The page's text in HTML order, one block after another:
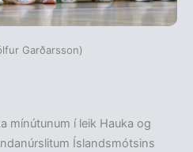
Garðarsson)
mínútunum í leik Hauka og
Íslandsmótsins